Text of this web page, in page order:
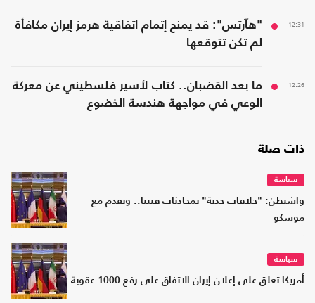
12:31
"هآرتس": قد يمنح إتمام اتفاقية هرمز إيران مكافأة
لم تكن تتوقعها
12:26
ما بعد القضبان.. كتاب لأسير فلسطيني عن معركة
الوعي في مواجهة هندسة الخضوع
ذات صلة
سياسة
واشنطن: "خلافات جدية" بمحادثات فيينا.. وتقدم مع
موسكو
سياسة
أمريكا تعلق على إعلان إيران الاتفاق على رفع 1000 عقوبة